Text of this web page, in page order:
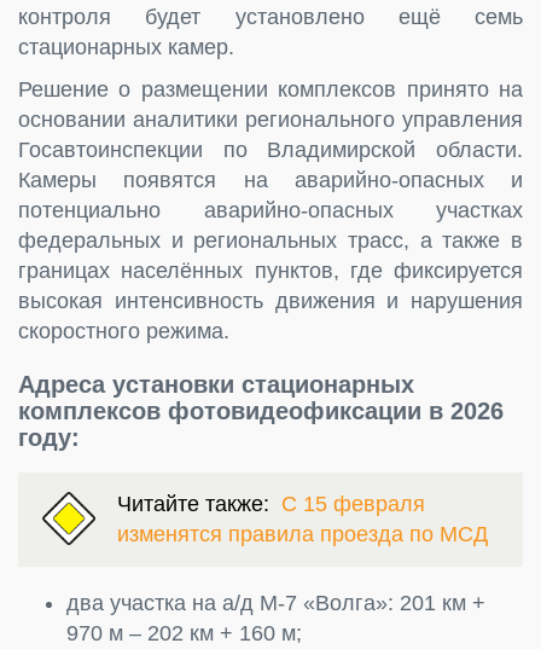
контроля будет установлено ещё семь
стационарных камер.
Решение о размещении комплексов принято на
основании аналитики регионального управления
Госавтоинспекции по Владимирской области.
Камеры появятся на аварийно-опасных и
потенциально аварийно-опасных участках
федеральных и региональных трасс, а также в
границах населённых пунктов, где фиксируется
высокая интенсивность движения и нарушения
скоростного режима.
Адреса установки стационарных
комплексов фотовидеофиксации в 2026
году:
Читайте также: С 15 февраля
изменятся правила проезда по МСД
два участка на а/д М-7 «Волга»: 201 км +
970 м – 202 км + 160 м;